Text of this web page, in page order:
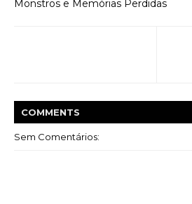
Monstros e Memórias Perdidas
COMMENTS
Sem Comentários: